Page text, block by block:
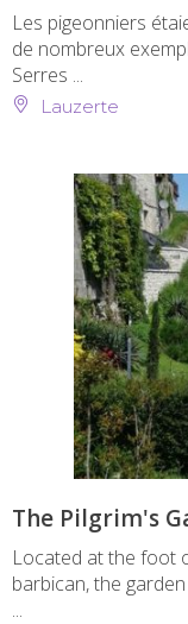
Les pigeonniers
de nombreux
Serres ...
Lauzerte
The Pilgrim's
Located at the foot
barbican, the
...